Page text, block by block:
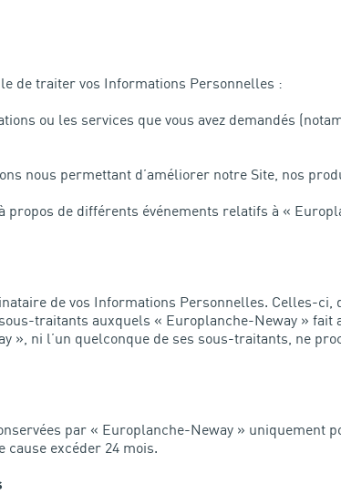
de traiter vos Informations Personnelles :
ou les services que vous avez demandés
nous permettant d’améliorer notre Site, nos
propos de différents événements relatifs à «
de vos Informations Personnelles. Celles-
traitants auxquels « Europlanche-Neway »
», ni l’un quelconque de ses sous-traitants, ne
par « Europlanche-Neway » uniquement
cause excéder 24 mois.